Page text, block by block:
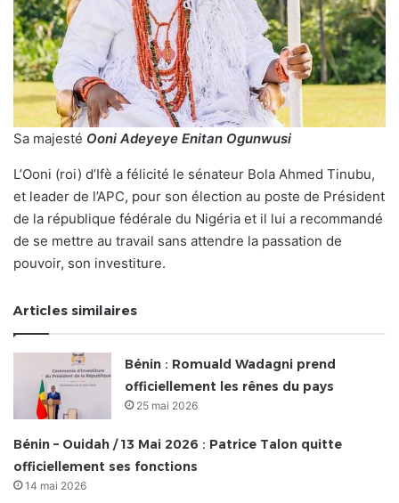
Sa majesté Ooni Adeyeye Enitan Ogunwusi
L’Ooni (roi) d’Ifè a félicité le sénateur Bola Ahmed Tinubu,
et leader de l’APC, pour son élection au poste de Président
de la république fédérale du Nigéria et il lui a recommandé
de se mettre au travail sans attendre la passation de
pouvoir, son investiture.
Articles similaires
Bénin : Romuald Wadagni prend
officiellement les rênes du pays
25 mai 2026
Bénin – Ouidah / 13 Mai 2026 : Patrice Talon quitte
officiellement ses fonctions
14 mai 2026